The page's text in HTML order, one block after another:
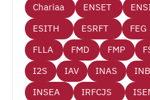
Chariaa ENSET
ESITH
ESRFT FEG
FLLA
FMD FMP
I2S
IAV INAS
INSEA
IRFCJS